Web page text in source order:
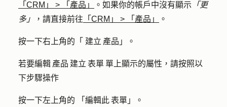
「CRM」
> 「產品」 。如果你的帳戶中沒有顯示 「更
多」
，請直接前往 「CRM」 > 「產品」 。
按一下右上角的「 建立 產品 」。
若要編輯 產品 建立 表單 單上顯示的屬性，請按照以
下步驟操作
按一下左上角的 「編輯此 表單 」。